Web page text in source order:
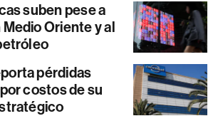
suben pese a
Oriente y al
pérdidas
costos de su